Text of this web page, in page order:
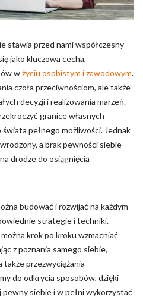
stawia przed nami współczesny
jako kluczowa cecha,
wżyciu osobistym i zawodowym.
czoła przeciwnościom, ale także
decyzji i realizowania marzeń.
granice własnych
pełnego możliwości. Jednak
a brak pewności siebie
drodze do osiągnięcia
budować i rozwijać na każdym
strategie i techniki.
krok po kroku wzmacniać
z poznania samego siebie,
także przezwyciężania
do odkrycia sposobów, dzięki
siebie i w pełni wykorzystać
wygląd lub
właścicielem stron
sposób różni użytkownicy
i zgłaszając anonimowe
i interesujące dla
tym samym bardziej cenne dla
trzeciej.
pliki, które są w procesie
poszczególnych ciasteczek.